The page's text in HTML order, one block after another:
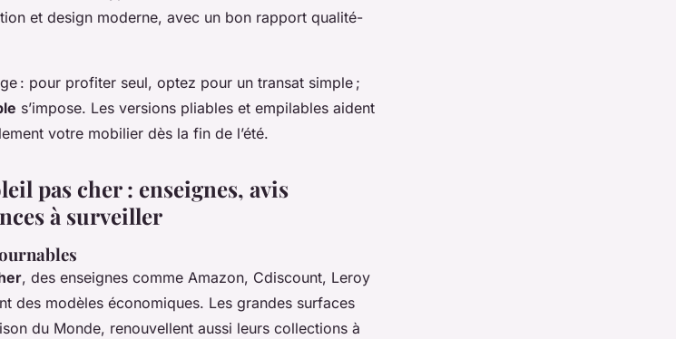
et design moderne, avec un bon rapport qualité-
: pour profiter seul, optez pour un transat simple ;
s’impose. Les versions pliables et empilables aident
votre mobilier dès la fin de l’été.
pas cher : enseignes, avis
à surveiller
, des enseignes comme Amazon, Cdiscount, Leroy
des modèles économiques. Les grandes surfaces
du Monde, renouvellent aussi leurs collections à